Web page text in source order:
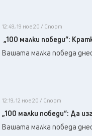
12:49, 19 ное 20 / Спорт
„100 малки победи“:
Вашата малка победа
12:19, 12 ное 20 / Спорт
„100 малки победи“: Да
Вашата малка победа